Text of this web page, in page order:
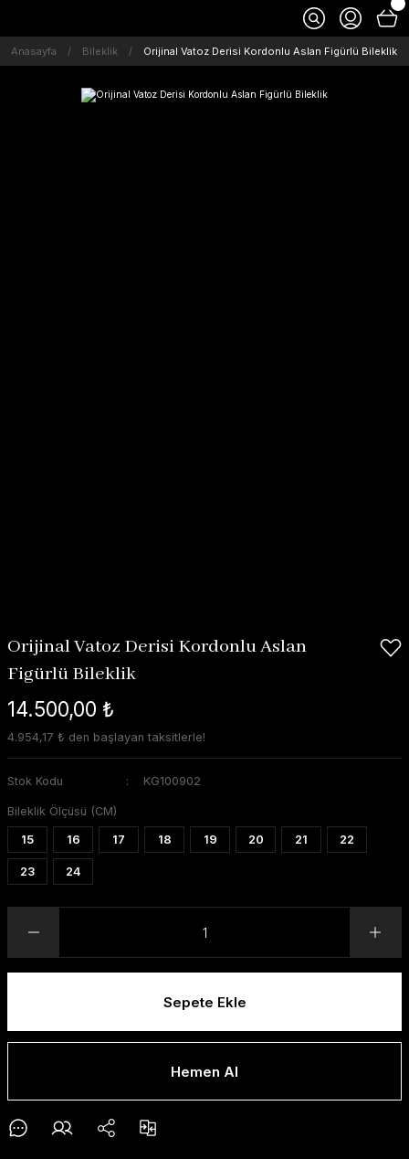
Anasayfa Bileklik Orijinal Vatoz Derisi Kordonlu Aslan Figürlü Bileklik
Orijinal Vatoz Derisi Kordonlu Aslan
Figürlü Bileklik
14.500,00 ₺
4.954,17 ₺ den başlayan taksitlerle!
Stok Kodu KG100902
Bileklik Ölçüsü (CM)
15 16 17 18 19 20 21 22
23 24
Sepete Ekle
Hemen Al